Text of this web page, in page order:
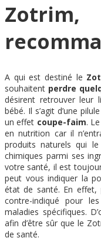
A qui est destiné le
souhaitent perdre
désirent retrouver leur
bébé. Il s’agit d’une
un effet coupe-faim. Le
en nutrition car il
produits naturels qui
chimiques parmi ses
votre santé, il est
peut vous indiquer la
état de santé. En effet,
contre-indiqué pour
maladies spécifiques.
afin d’être sûr que le
de santé.